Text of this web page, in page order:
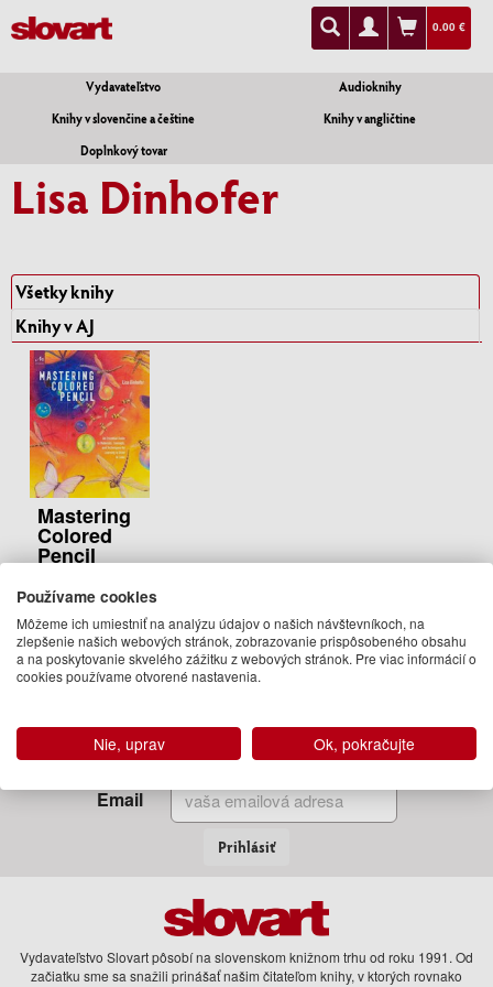
0.00 €
Vydavateľstvo
Audioknihy
Knihy v slovenčine a češtine
Knihy v angličtine
Doplnkový tovar
Lisa Dinhofer
Všetky knihy
Knihy v AJ
Mastering
Colored
Pencil
23.95 €
Na sklade
Zadajte Váš email
a my Vám budeme zasielať informácie o novinkách a akciách
Email
Prihlásiť
Vydavateľstvo Slovart pôsobí na slovenskom knižnom trhu od roku 1991. Od
začiatku sme sa snažili prinášať našim čitateľom knihy, v ktorých rovnako
Používame cookies
Môžeme ich umiestniť na analýzu údajov o našich návštevníkoch, na
zlepšenie našich webových stránok, zobrazovanie prispôsobeného obsahu
a na poskytovanie skvelého zážitku z webových stránok. Pre viac informácií o
cookies používame otvorené nastavenia.
Nie, uprav Ok, pokračujte